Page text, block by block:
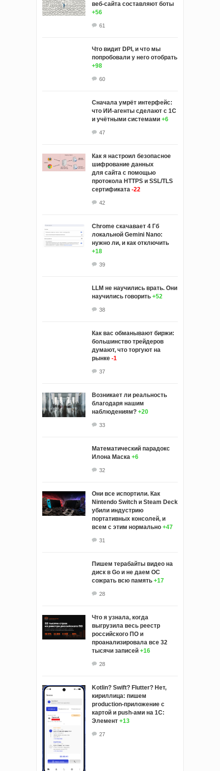
веб‑сайта составляют боты
+56
61
Что видит DPI, и что мы
попробовали у него отобрать
+98
60
Сначала умрёт интерфейс:
что ИИ-агенты сделают с 1С
и учётными системами +6
47
Как я настроил безопасное
шифрование данных
для сайта с помощью
протокола HTTPS и SSL/TLS
сертификата -22
42
Chrome скачавает 4 Гб
локальной Gemini Nano:
нужно ли, и как отключить
+18
39
LLM не научились врать. Они
научились говорить +52
38
Как вас обманывают биржи:
большинство трейдеров
думают, что торгуют на
рынке -1
37
Возникает ли реальность
благодаря нашим
наблюдениям? +20
33
Математический парадокс
Илона Маска +6
32
Они все испортили. Как
Nintendo Switch и Steam Deck
убили индустрию
портативных консолей, и
всем с этим нормально +47
31
Пишем терабайты видео на
диск в Go и не даем ОС
сожрать всю память +17
28
Что я узнала, когда
выгрузила весь реестр
российского ПО и
проанализировала все 32
тысячи записей +16
28
Kotlin? Swift? Flutter? Нет,
кириллица: пишем
production-приложение с
картой и push-ами на 1С:
Элемент +13
27